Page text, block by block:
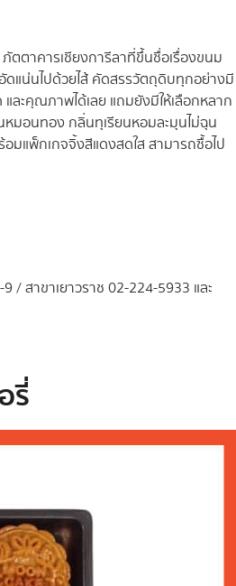
ตตาคารเชียงการีลาที่ขึ้นชื่อเรื่องขนม
แน่นไปด้วยไส้ คัดสรรวัตถุดิบทุกอย่างมี
ะคุณภาพได้เลย แถมยังมีให้เลือกหลาก
หมอนทอง กลิ่นทุเรียนหอมละมุนไม่ฉุน
มแพ็กเกจจิ้งสีแดงสดใส สามารถซื้อไป
/ สาขาเยาวราช 02-224-5933 และ
รี่